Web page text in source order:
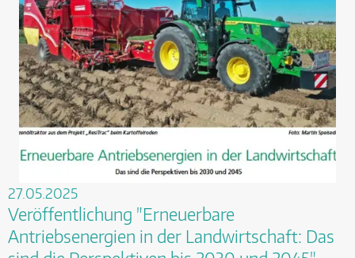
27.05.2025
Veröffentlichung "Erneuerbare
Antriebsenergien in der Landwirtschaft: Das